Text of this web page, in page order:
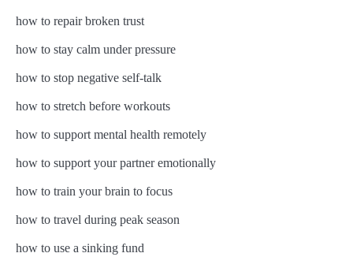
how to repair broken trust
how to stay calm under pressure
how to stop negative self-talk
how to stretch before workouts
how to support mental health remotely
how to support your partner emotionally
how to train your brain to focus
how to travel during peak season
how to use a sinking fund